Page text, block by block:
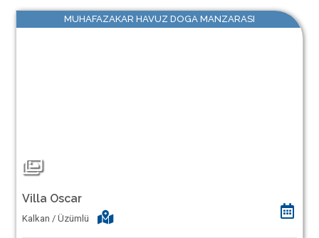
MUHAFAZAKAR HAVUZ DOGA MANZARASI
Villa Oscar
Kalkan / Üzümlü